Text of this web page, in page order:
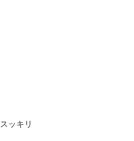
スッキリ